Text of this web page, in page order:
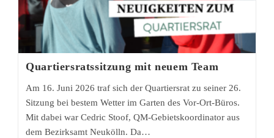
Quartiersratssitzung mit neuem Team
Am 16. Juni 2026 traf sich der Quartiersrat zu seiner 26.
Sitzung bei bestem Wetter im Garten des Vor-Ort-Büros.
Mit dabei war Cedric Stoof, QM-Gebietskoordinator aus
dem Bezirksamt Neukölln. Da…